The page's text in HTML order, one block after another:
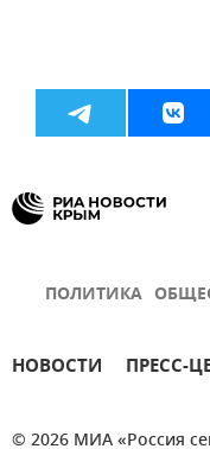
ПОЛИТИКА
НОВОСТИ ПРЕСС-
© 2026 МИА «Россия